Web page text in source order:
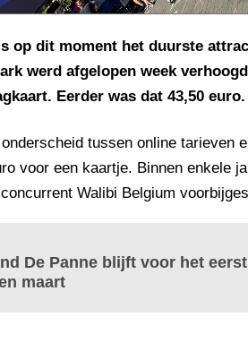
op dit moment het duurste
werd afgelopen week
Eerder was dat 43,50 euro.
tussen online tarieven
voor een kaartje. Binnen enkele
Walibi Belgium
De Panne blijft voor het
maart